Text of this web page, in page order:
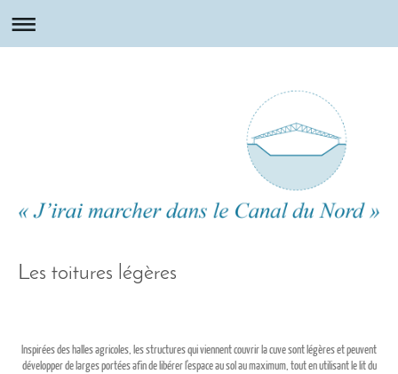
Les toitures légères
Inspirées des halles agricoles, les structures qui viennent couvrir la cuve sont légères et peuvent
développer de larges portées afin de libérer l'espace au sol au maximum, tout en utilisant le lit du